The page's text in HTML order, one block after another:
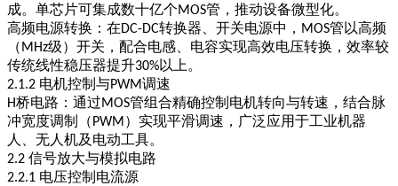
成。单芯片可集成数十亿个MOS管，推动设备微型化。
高频电源转换 ：在DC-DC转换器、开关电源中， MOS管以高频
（ MHz级）开关，配合电感、电容实现高效电压转换，效率较
传统线性稳压器提升30%以上。
2.1.2 电机控制与PWM调速
H桥电路 ：通过MOS管组合精确控制电机转向与转速，结合脉
冲宽度调制（ PWM ）实现平滑调速，广泛应用于工业机器
人、无人机及电动工具。
2.2 信号放大与模拟电路
2.2.1 电压控制电流源